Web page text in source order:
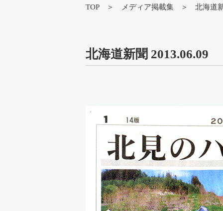
TOP メディア掲載集 北海道
北海道新聞 2013.06.09